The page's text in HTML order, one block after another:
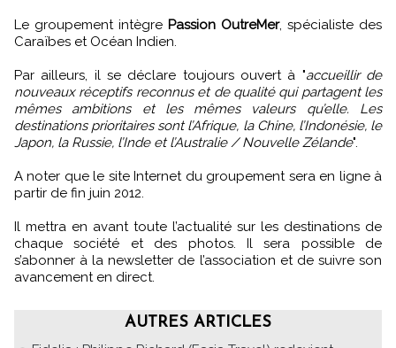
Le groupement intègre Passion OutreMer, spécialiste des
Caraïbes et Océan Indien.
Par ailleurs, il se déclare toujours ouvert à "accueillir de
nouveaux réceptifs reconnus et de qualité qui partagent les
mêmes ambitions et les mêmes valeurs qu’elle. Les
destinations prioritaires sont l’Afrique, la Chine, l’Indonésie, le
Japon, la Russie, l’Inde et l’Australie / Nouvelle Zélande".
A noter que le site Internet du groupement sera en ligne à
partir de fin juin 2012.
Il mettra en avant toute l’actualité sur les destinations de
chaque société et des photos. Il sera possible de
s’abonner à la newsletter de l’association et de suivre son
avancement en direct.
AUTRES ARTICLES